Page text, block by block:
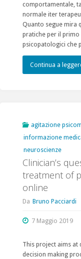
comportamentale,
normale iter
Quanto segue mira
pratiche per il
psicopatologici che
Continua a
agitazione
informazione
neuroscienze
Clinician’s
treatment of
online
Da Bruno Pacciardi
7 Maggio 2019
This project aims at
decision making